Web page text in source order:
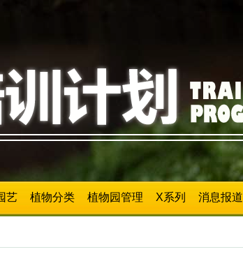
艺 植物分类 植物园管理 X系列 消息报道